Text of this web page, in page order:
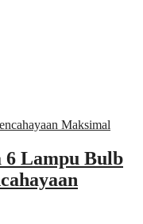
6 Lampu Bulb